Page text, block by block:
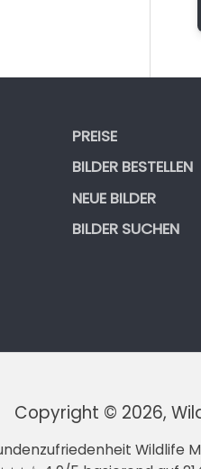
PREISE
BILDER BESTELLEN
NEUE BILDER
BILDER SUCHEN
Copyright © 2026,
Wildlife